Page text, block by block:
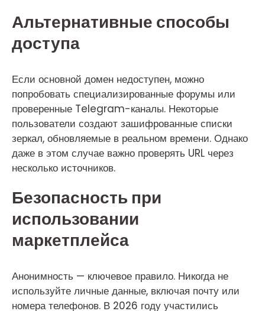
Альтернативные способы
доступа
Если основной домен недоступен, можно
попробовать специализированные форумы или
проверенные Telegram-каналы. Некоторые
пользователи создают зашифрованные списки
зеркал, обновляемые в реальном времени. Однако
даже в этом случае важно проверять URL через
несколько источников.
Безопасность при
использовании
маркетплейса
Анонимность — ключевое правило. Никогда не
используйте личные данные, включая почту или
номера телефонов. В 2026 году участились